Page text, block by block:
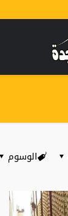
الوسوم